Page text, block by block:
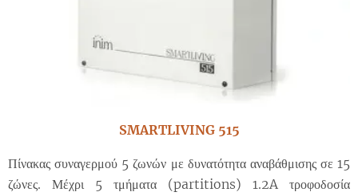
SMARTLIVING 515
Πίνακας συναγερμού 5 ζωνών με δυνατότητα αναβάθμισης σε 15
ζώνες. Μέχρι 5 τμήματα (partitions) 1.2A τροφοδοσία